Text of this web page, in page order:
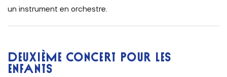
un instrument en orchestre.
DEUXIÈME CONCERT POUR LES
ENFANTS